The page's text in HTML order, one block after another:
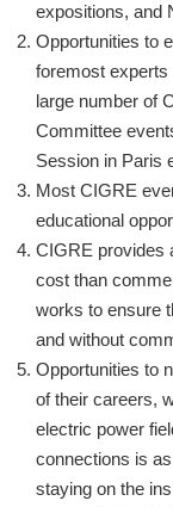
expositions, and
Opportunities to
foremost experts
large number of
Committee
Session in Paris
Most CIGRE
educational
CIGRE provides
cost than
works to ensure
and without
Opportunities to
of their careers,
electric power
connections is
staying on the